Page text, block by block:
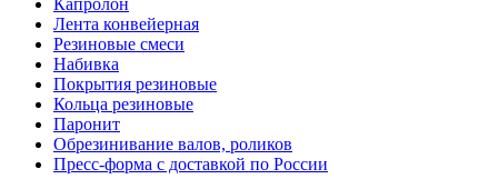
Капролон
Лента конвейерная
Резиновые смеси
Набивка
Покрытия резиновые
Кольца резиновые
Паронит
Обрезинивание валов, роликов
Пресс-форма с доставкой по России